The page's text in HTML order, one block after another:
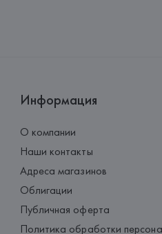
Информация
О компании
Наши контакты
Адреса магазинов
Облигации
Публичная оферта
Политика обработки